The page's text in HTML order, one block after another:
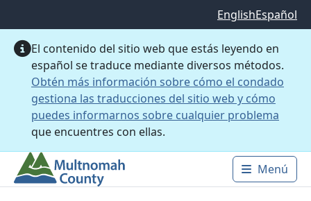
EnglishEspañol
El contenido del sitio web que estás leyendo en
español se traduce mediante diversos métodos.
Obtén más información sobre cómo el condado
gestiona las traducciones del sitio web y cómo
puedes informarnos sobre cualquier problema
que encuentres con ellas.
Main
Menú